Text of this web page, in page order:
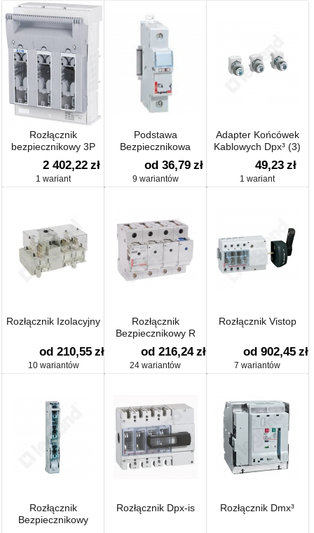
Rozłącznik
bezpiecznikowy 3P
NH2 Basic na płytę
monażową XNH2-
A400
2 402,22 zł
1 wariant
Podstawa
Bezpiecznikowa
od 36,79 zł
9 wariantów
Adapter Końcówek
Kablowych Dpx³ (3)
49,23 zł
1 wariant
Rozłącznik Izolacyjny
od 210,55 zł
10 wariantów
Rozłącznik
Bezpiecznikowy R
od 216,24 zł
24 wariantów
Rozłącznik Vistop
od 902,45 zł
7 wariantów
Rozłącznik
Bezpiecznikowy
Rozłącznik Dpx-is Rozłącznik Dmx³